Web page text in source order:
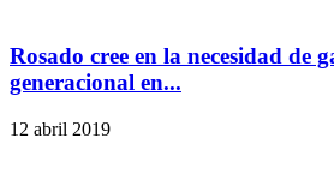
Rosado cree en la necesidad de
generacional en...
12 abril 2019